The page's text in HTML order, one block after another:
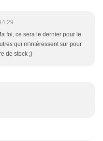
foi, ce sera le dernier pour le
qui m'intéressent sur pour
de stock ;)